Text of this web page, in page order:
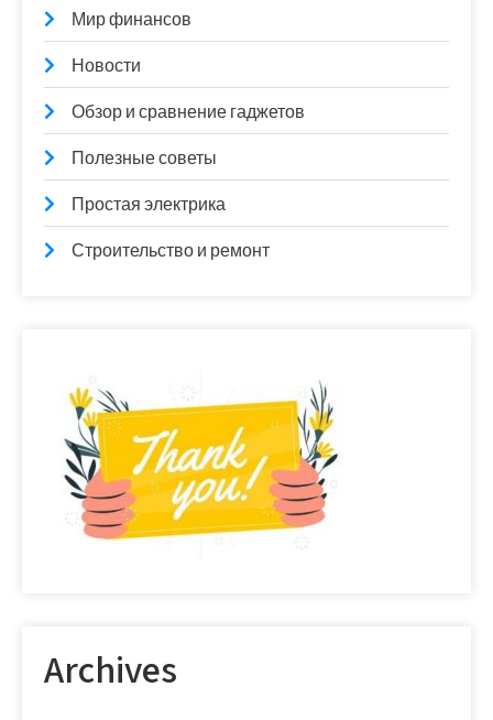
Мир финансов
Новости
Обзор и сравнение гаджетов
Полезные советы
Простая электрика
Строительство и ремонт
Archives